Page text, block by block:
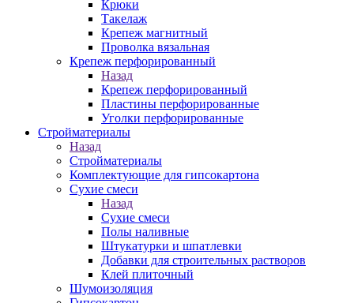
Крюки
Такелаж
Крепеж магнитный
Проволка вязальная
Крепеж перфорированный
Назад
Крепеж перфорированный
Пластины перфорированные
Уголки перфорированные
Стройматериалы
Назад
Стройматериалы
Комплектующие для гипсокартона
Сухие смеси
Назад
Сухие смеси
Полы наливные
Штукатурки и шпатлевки
Добавки для строительных растворов
Клей плиточный
Шумоизоляция